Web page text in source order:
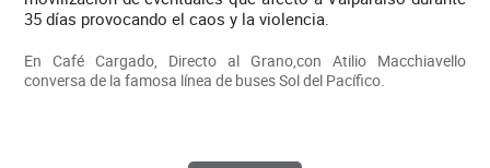
35 días provocando el caos y la violencia.
En Café Cargado, Directo al Grano,con Atilio Macchiavello
conversa de la famosa línea de buses Sol del Pacífico.